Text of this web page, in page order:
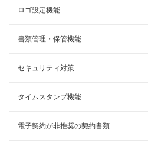
ロゴ設定機能
書類管理・保管機能
セキュリティ対策
タイムスタンプ機能
電子契約が非推奨の契約書類